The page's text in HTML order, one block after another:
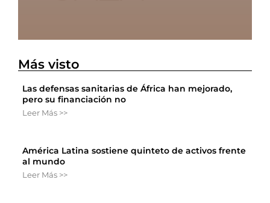
Más visto
Las defensas sanitarias de África han mejorado,
pero su financiación no
Leer Más >>
América Latina sostiene quinteto de activos frente
al mundo
Leer Más >>